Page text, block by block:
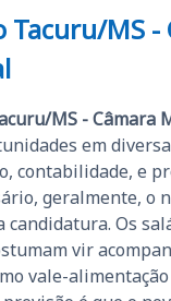
Tacuru/MS -
MS - Câmara
em
contabilidade, e
geralmente, o
Os
vir
vale-